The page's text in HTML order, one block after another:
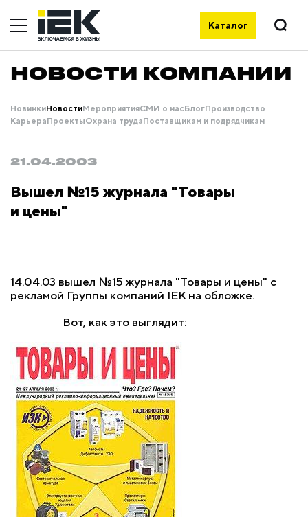
Каталог
НОВОСТИ КОМПАНИИ
НовинкиНовостиМероприятияСМИ о насБлогПроизводство
КарьераПроектыОхрана трудаПоставщикам и подрядчикам
21.04.2003
Вышел №15 журнала "Товары
и цены"
14.04.03 вышел №15 журнала "Товары и цены" с
рекламой Группы компаний IEK на обложке.
Вот, как это выглядит: